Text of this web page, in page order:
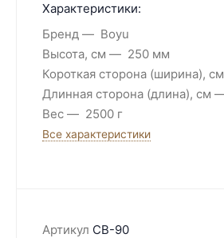
Характеристики:
Бренд
Boyu
Высота, см
250 мм
Короткая сторона (ширина), см
Длинная сторона (длина), см
Вес
2500 г
Все характеристики
Артикул CB-90